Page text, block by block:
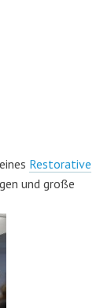
Restorative
und große